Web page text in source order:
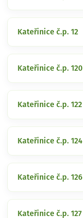
Kateřinice č.p. 12
Kateřinice č.p. 120
Kateřinice č.p. 122
Kateřinice č.p. 124
Kateřinice č.p. 126
Kateřinice č.p. 127